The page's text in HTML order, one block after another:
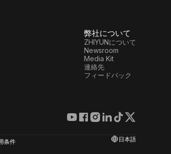
弊社について
ZHIYUNについて
Newsroom
Media Kit
連絡先
フィードバック
条件 日本語
オンラインカスタマーサービス
+86 400 900 6868